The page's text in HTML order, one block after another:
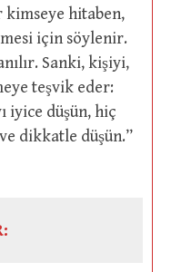
hitaben,
için söylenir.
Sanki, kişiyi,
teşvik eder:
iyice düşün, hiç
dikkatle düşün.”